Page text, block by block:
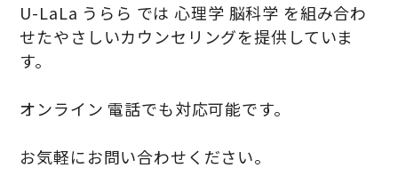
U-LaLa うらら では 心理学 脳科学 を組み合わ
せたやさしいカウンセリングを提供していま
す。
オンライン 電話でも対応可能です。
お気軽にお問い合わせください。